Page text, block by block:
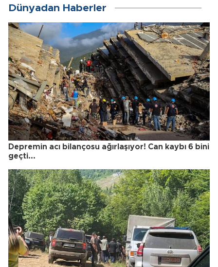
Dünyadan Haberler
Depremin acı bilançosu ağırlaşıyor! Can kaybı 6 bini
geçti...